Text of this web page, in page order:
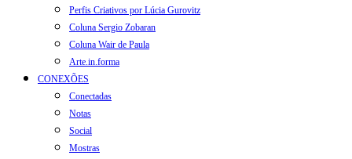
Perfis Criativos por Lúcia Gurovitz
Coluna Sergio Zobaran
Coluna Wair de Paula
Arte.in.forma
CONEXÕES
Conectadas
Notas
Social
Mostras